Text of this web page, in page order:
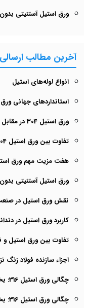
ورق استیل آستنیتی
آخرین مطالب ارسالی
انواع لوله‌های استیل
استانداردهای جهانی
ورق استیل 304 در مقابل 316: تفاوت واقعی را بدانید (بخش اول)
تفاوت بین ورق استیل 304 و 202 چیست؟
هفت مزیت مهم ورق
ورق استیل آستنیتی
نقش ورق استیل در
کاربرد ورق استیل در
تفاوت بین ورق استیل و
اجزاء سازنده فولاد
چگالی ورق استیل 316: بخش دوم
چگالی ورق استیل 316: بخش اول